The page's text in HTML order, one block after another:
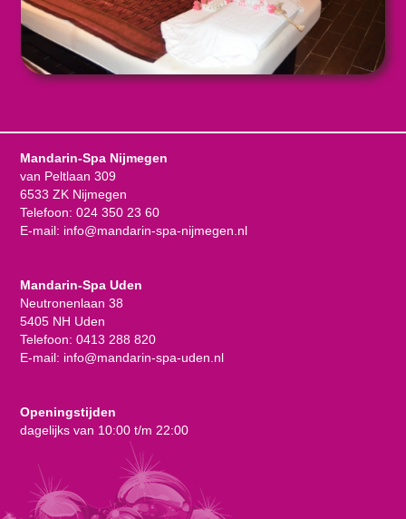
Mandarin-Spa Nijmegen
van Peltlaan 309
6533 ZK Nijmegen
Telefoon: 024 350 23 60
E-mail: info@mandarin-spa-nijmegen.nl
Mandarin-Spa Uden
Neutronenlaan 38
5405 NH Uden
Telefoon: 0413 288 820
E-mail: info@mandarin-spa-uden.nl
Openingstijden
dagelijks van 10:00 t/m 22:00